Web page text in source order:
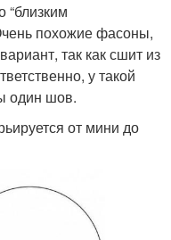
“близким
похожие фасоны,
так как сшит из
у такой
один шов.
от мини до